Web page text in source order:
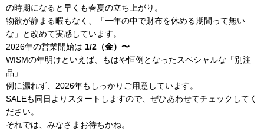
の時期になると早くも春夏の立ち上がり。
物欲が静まる暇もなく、「一年の中で財布を休める期間って無い
な」と改めて実感しています。
2026年の営業開始は 1/2（金）〜
WISMの年明けといえば、もはや恒例となったスペシャルな「別注
品」
例に漏れず、2026年もしっかりご用意しています。
SALEも同日よりスタートしますので、ぜひあわせてチェックしてく
ださい。
それでは、みなさまお待ちかね。